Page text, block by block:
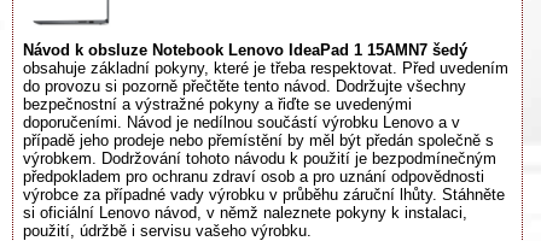
Návod k obsluze Notebook Lenovo IdeaPad 1 15AMN7 šedý
obsahuje základní pokyny, které je třeba respektovat. Před uvedením
do provozu si pozorně přečtěte tento návod. Dodržujte všechny
bezpečnostní a výstražné pokyny a řiďte se uvedenými
doporučeními. Návod je nedílnou součástí výrobku Lenovo a v
případě jeho prodeje nebo přemístění by měl být předán společně s
výrobkem. Dodržování tohoto návodu k použití je bezpodmínečným
předpokladem pro ochranu zdraví osob a pro uznání odpovědnosti
výrobce za případné vady výrobku v průběhu záruční lhůty. Stáhněte
si oficiální Lenovo návod, v němž naleznete pokyny k instalaci,
použití, údržbě i servisu vašeho výrobku.